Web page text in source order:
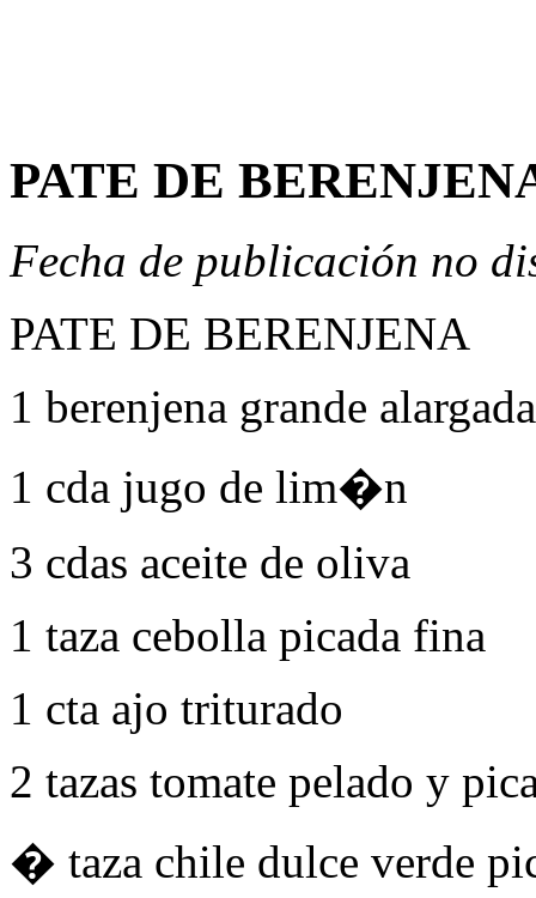
PATE DE
Fecha de publicación no
PATE DE BERENJENA
1 berenjena grande alargada
1 cda jugo de lim�n
3 cdas aceite de oliva
1 taza cebolla picada fina
1 cta ajo triturado
2 tazas tomate pelado y
� taza chile dulce verde